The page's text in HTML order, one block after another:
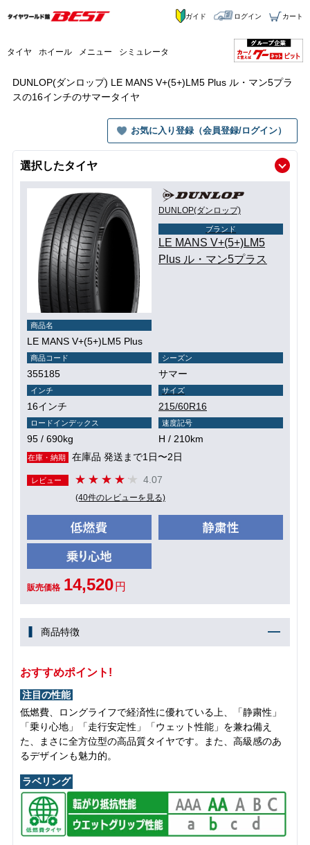
タイヤ ホイール メニュー シミュレータ
ガイド ログイン カート
DUNLOP(ダンロップ) LE MANS V+(5+)LM5 Plus ル・マン5プラ
スの16インチのサマータイヤ
お気に入り登録（会員登録/ログイン）
選択したタイヤ
DUNLOP(ダンロップ)
ブランド
LE MANS V+(5+)LM5
Plus ル・マン5プラス
商品名
LE MANS V+(5+)LM5 Plus
商品コード
355185
シーズン
サマー
インチ
16インチ
サイズ
215/60R16
ロードインデックス
95 / 690kg
速度記号
H / 210km
在庫・納期 在庫品 発送まで1日〜2日
レビュー 4.07
(40件のレビューを見る)
販売価格 14,520 円
商品特徴
おすすめポイント!
注目の性能
低燃費、ロングライフで経済性に優れている上、「静粛性」
「乗り心地」「走行安定性」「ウェット性能」を兼ね備え
た、まさに全方位型の高品質タイヤです。また、高級感のあ
るデザインも魅力的。
ラベリング